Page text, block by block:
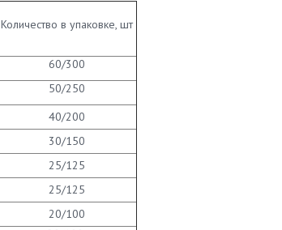
Количество в упаковке, шт
60/300
50/250
40/200
30/150
25/125
25/125
20/100